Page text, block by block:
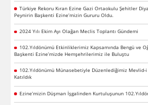
Türkiye Rekoru Kıran Ezine Gazi Ortaokulu Şehitler
Peynirin Başkenti Ezine’mizin Gururu Oldu.
2024 Yılı Ekim Ayı Olağan Meclis Toplantı Gündemi
102.Yıldönümü Etkinliklerimiz Kapsamında Bengü ve
Başkenti Ezine’mizde Hemşehrilerimiz ile Buluştu
102.Yıldönümü Münasebetiyle Düzenlediğimiz Mevlid-i
Katıldık
Ezine’mizin Düşman İşgalinden Kurtuluşunun